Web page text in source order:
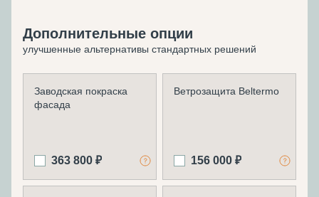
Дополнительные опции
улучшенные альтернативы стандартных решений
Заводская покраска
фасада
363 800 ₽
Ветрозащита Beltermo
156 000 ₽